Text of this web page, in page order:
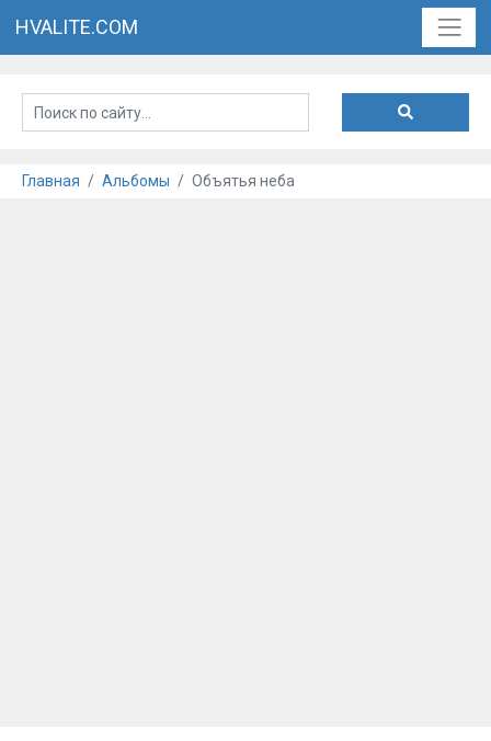
HVALITE.COM
Главная Альбомы Объятья неба